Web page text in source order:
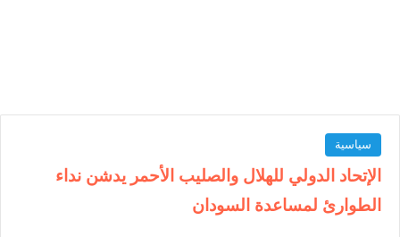
سياسية
الإتحاد الدولي للهلال والصليب الأحمر يدشن نداء
الطوارئ لمساعدة السودان